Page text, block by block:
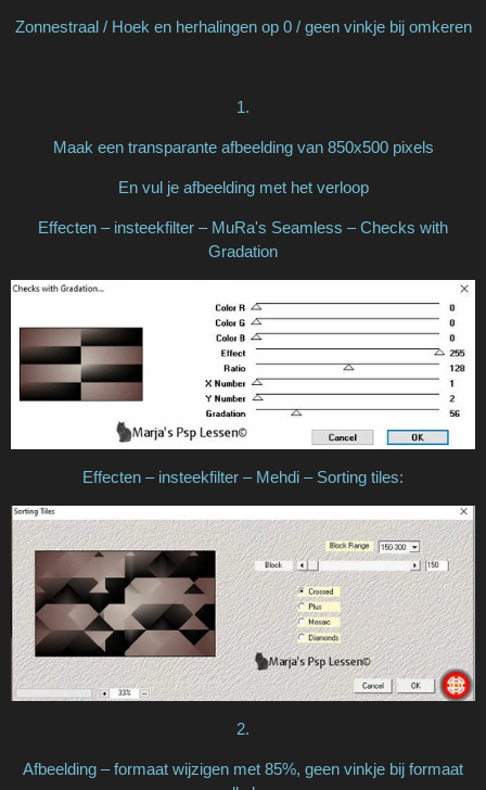
Zonnestraal / Hoek en herhalingen op 0 / geen vinkje bij omkeren
1.
Maak een transparante afbeelding van 850x500 pixels
En vul je afbeelding met het verloop
Effecten – insteekfilter – MuRa's Seamless – Checks with
Gradation
Effecten – insteekfilter – Mehdi – Sorting tiles:
2.
Afbeelding – formaat wijzigen met 85%, geen vinkje bij formaat